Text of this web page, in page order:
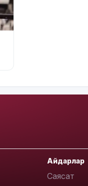
Айдарлар
Саясат